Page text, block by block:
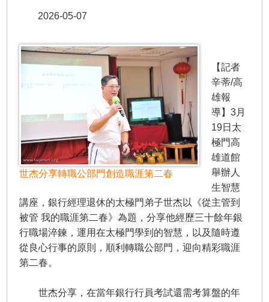
2026-05-07
世杰分享轉職公部門創造職涯第二春
【記者
辛蒂/高
雄報
導】3月
19日太
極門高
雄道館
舉辦人
生智慧
講座，銀行經理退休的太極門弟子世杰以《從主管到
被管 我的職涯第二春》為題，分享他經歷三十餘年銀
行職場淬鍊，運用在太極門學到的智慧，以及隨時遵
從良心行事的原則，順利轉職公部門，迎向精彩職涯
第二春。
世杰分享，在當年銀行行員考試還需考算盤的年